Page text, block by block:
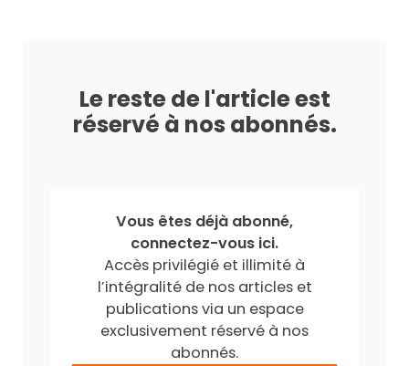
Le reste de l'article est
réservé à nos abonnés.
Vous êtes déjà abonné,
connectez-vous ici.
Accès privilégié et illimité à
l’intégralité de nos articles et
publications via un espace
exclusivement réservé à nos
abonnés.